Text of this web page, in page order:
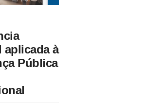
aplicada à
Pública